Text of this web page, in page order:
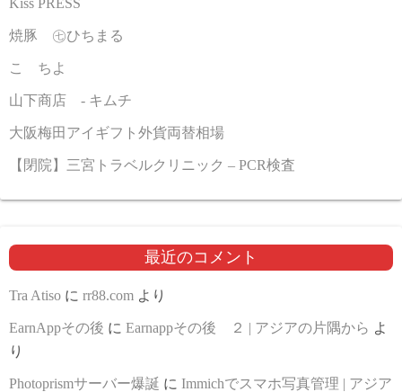
焼豚 ㊆ひちまる
こゝちよ
山下商店 - キムチ
大阪梅田アイギフト外貨両替相場
【閉院】三宮トラベルクリニック – PCR検査
最近のコメント
Tra Atiso に rr88.com より
EarnAppその後 に Earnappその後 ２ | アジアの片隅から よ
り
Photoprismサーバー爆誕 に Immichでスマホ写真管理 | アジア